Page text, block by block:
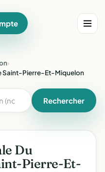
›
Saint-Pierre-Et-Miquelon
Rechercher
Du
Pierre-Et-